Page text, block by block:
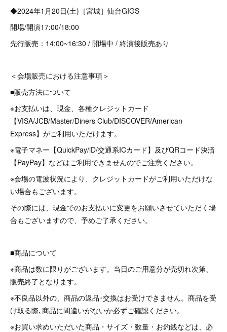
◆2024年1月20日(土)［宮城］仙台GIGS
開場/開演17:00/18:00
先行販売：14:00~16:30 / 開場中 / 終演後販売あり
＜会場販売における注意事項＞
■販売方法について
※お支払いは、現金、各種クレジットカード
【VISA/JCB/Master/Diners Club/DISCOVER/American
Express】がご利用いただけます。
※電子マネー【QuickPay/iD/交通系ICカード】及びQRコード決済
【PayPay】などはご利用できませんのでご注意ください。
※会場の電波状況により、クレジットカードがご利用いただけな
い場合もございます。
その際には、現金でのお支払いに変更をお願いさせていただく場
合もございますので、予めご了承ください。
■商品について
※商品は数に限りがございます。当日のご用意分が売切れ次第、
販売終了となります。
※不良品以外の、商品の返品･交換はお受けできません。商品を受
け取る際､商品に間違いがないか必ずご確認ください。
※お買い求めいただいた商品・サイズ・数量・お釣銭などは、必